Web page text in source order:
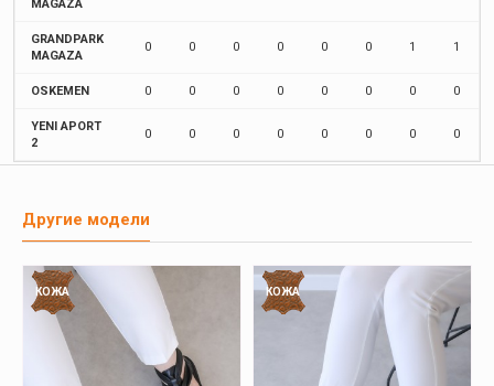
MAGAZA
GRANDPARK
MAGAZA
0 0 0 0 0 0 1 1
OSKEMEN 0 0 0 0 0 0 0 0
YENI APORT
2
0 0 0 0 0 0 0 0
Другие модели
КОЖА КОЖА